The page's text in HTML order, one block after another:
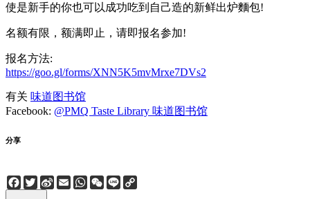
使是新手的你也可以成功吃到自己造的新鲜出炉麵包!
名额有限，额满即止，请即报名参加!
报名方法:
https://goo.gl/forms/XNN5K5mvMrxe7DVs2
有关 味道图书馆
Facebook: @PMQ Taste Library 味道图书馆
分享
Facebook
Twitter
Sina
Weibo
EmailWhatsApp
WeChat
Line